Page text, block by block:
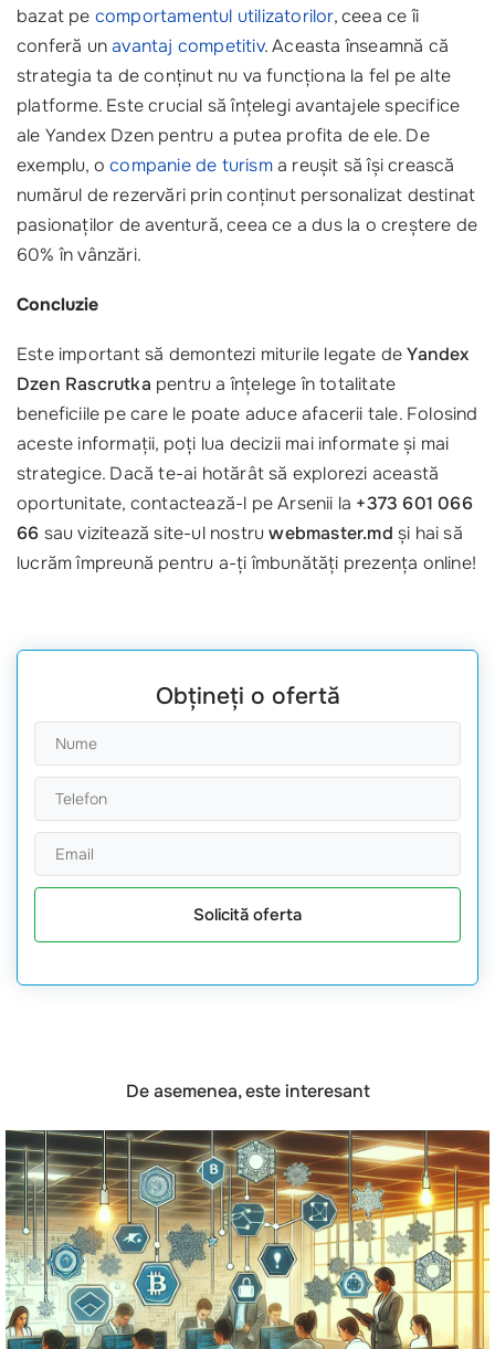
bazat pe comportamentul utilizatorilor, ceea ce îi
conferă unavantaj competitiv. Aceasta înseamnă că
strategia ta de conținut nu va funcționa la fel pe alte
platforme. Este crucial să înțelegi avantajele specifice
ale Yandex Dzen pentru a putea profita de ele. De
exemplu, ocompanie de turisma reușit să își crească
numărul de rezervări prin conținut personalizat destinat
pasionaților de aventură, ceea ce a dus la o creștere de
60% în vânzări.
Concluzie
Este important să demontezi miturile legate deYandex
Dzen Rascrutka pentru a înțelege în totalitate
beneficiile pe care le poate aduce afacerii tale. Folosind
aceste informații, poți lua decizii mai informate și mai
strategice. Dacă te-ai hotărât să explorezi această
oportunitate, contactează-l pe Arsenii la +373 601 066
66 sau vizitează site-ul nostruwebmaster.md și hai să
lucrăm împreună pentru a-ți îmbunătăți prezența online!
Obțineți o ofertă
Solicită oferta
De asemenea, este interesant